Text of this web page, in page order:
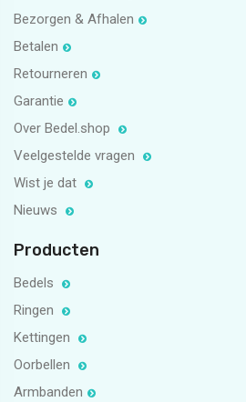
Bezorgen & Afhalen
Betalen
Retourneren
Garantie
Over Bedel.shop
Veelgestelde vragen
Wist je dat
Nieuws
Producten
Bedels
Ringen
Kettingen
Oorbellen
Armbanden